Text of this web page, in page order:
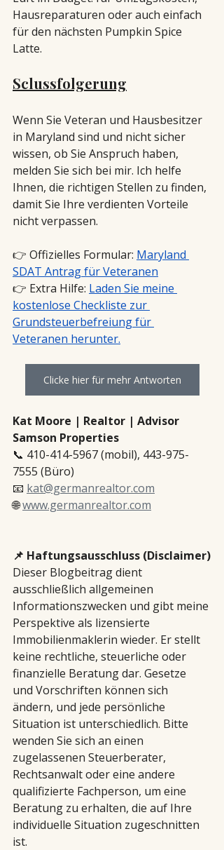
Hausreparaturen oder auch einfach
für den nächsten Pumpkin Spice
Latte.
Sclussfolgerung
Wenn Sie Veteran und Hausbesitzer
in Maryland sind und nicht sicher
wissen, ob Sie Anspruch haben,
melden Sie sich bei mir. Ich helfe
Ihnen, die richtigen Stellen zu finden,
damit Sie Ihre verdienten Vorteile
nicht verpassen.
👉 Offizielles Formular: Maryland
SDAT Antrag für Veteranen
👉 Extra Hilfe: Laden Sie meine
kostenlose Checkliste zur
Grundsteuerbefreiung für
Veteranen herunter.
Clicke hier für mehr Antworten
Kat Moore | Realtor | Advisor
Samson Properties
📞 410-414-5967 (mobil), 443-975-
7555 (Büro)
📧 kat@germanrealtor.com
🌐 www.germanrealtor.com
📌 Haftungsausschluss (Disclaimer)
Dieser Blogbeitrag dient
ausschließlich allgemeinen
Informationszwecken und gibt meine
Perspektive als lizensierte
Immobilienmaklerin wieder. Er stellt
keine rechtliche, steuerliche oder
finanzielle Beratung dar. Gesetze
und Vorschriften können sich
ändern, und jede persönliche
Situation ist unterschiedlich. Bitte
wenden Sie sich an einen
zugelassenen Steuerberater,
Rechtsanwalt oder eine andere
qualifizierte Fachperson, um eine
Beratung zu erhalten, die auf Ihre
individuelle Situation zugeschnitten
ist.